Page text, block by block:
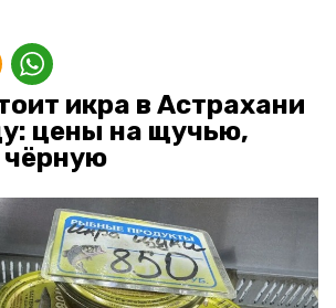
икра в Астрахани
цены на щучью,
чёрную